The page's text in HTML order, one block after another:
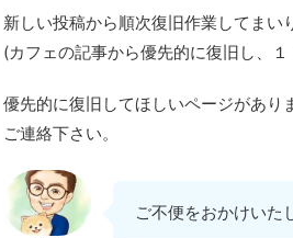
新しい投稿から順次復旧作業してまい
(カフェの記事から優先的に復旧し、
優先的に復旧してほしいページがあり
ご連絡下さい。
ご不便をおかけいた